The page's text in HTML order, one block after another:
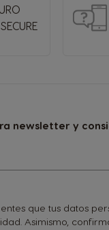
newsletter y
que tus datos
. Asimismo,